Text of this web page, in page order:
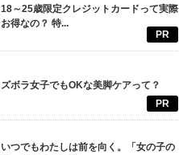
18～25歳限定クレジットカードって実際
お得なの？ 特...
PR
ズボラ女子でもOKな美脚ケアって？
PR
いつでもわたしは前を向く。「女の子の